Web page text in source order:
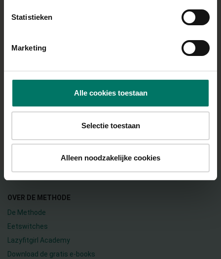
Statistieken
Marketing
Alle cookies toestaan
Selectie toestaan
Alleen noodzakelijke cookies
In een wafelijzer met
bak je de wafels.
overheen, serveer met wat vers fruit en aanvallen
Recept van@femsfoodiefinds
OVER DE METHODE
De Methode
Eetswitches
Lazyfitgirl Academy
Download de gratis e-books